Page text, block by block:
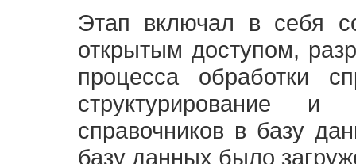
Этап включал в себя
открытым доступом,
процесса обработки
структурирование и
справочников в базу
базу данных было